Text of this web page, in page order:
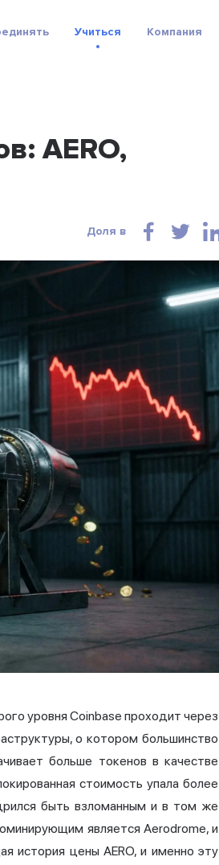
Учиться Компания
AERO,
Доля в
уровня Coinbase проходит через
о котором большинство
больше токенов в качестве
стоимость упала более
быть взломанным и в том же
является Aerodrome, и
история цены AERO, и именно эту